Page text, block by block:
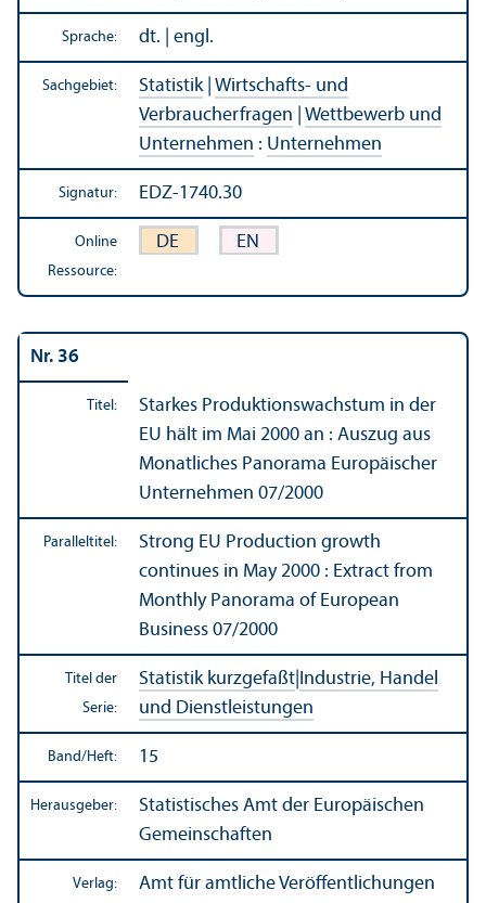
Sprache: dt. | engl.
Sachgebiet: Statistik| Wirtschafts- und
Verbraucherfragen
Wettbewerb und
Unter­nehmen : Unter­nehmen
Signatur: EDZ-1740.30
Online
Ressource:
DE EN
Nr. 36
Titel:
Starkes Produktions­wachstum in der
EU hält im Mai 2000 an : Auszug aus
Monatliches Panorama Europäischer
Unter­nehmen 07/2000
Paralleltitel:
Strong EU Production growth
continues in May 2000 : Extract from
Monthly Panorama of European
Business 07/2000
Titel der
Serie:
Statistik kurzgefaßt Industrie, Handel
und Dienstleistungen
Band/Heft: 15
Herausgeber:
Statistisches Amt der Europäischen
Gemeinschaften
Verlag:
Amt für amtliche Veröffentlichungen